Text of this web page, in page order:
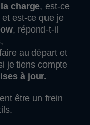
charge, est-ce
et est-ce que je
, répond-t-il
au départ et
je tiens compte
à jour.
être un frein